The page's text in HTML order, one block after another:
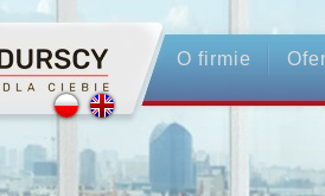
O firmie